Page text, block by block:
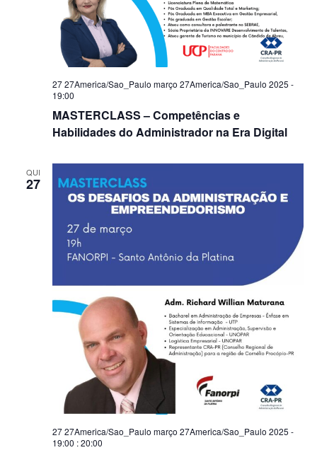
MASTERCLASS – Competências e
Habilidades do Administrador na Era Digital
27 27America/Sao_Paulo março 27America/Sao_Paulo 2025 -
19:00
QUI
27
27 27America/Sao_Paulo março 27America/Sao_Paulo 2025 -
19:00 :20:00